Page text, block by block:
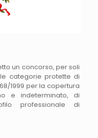
un concorso, per soli
categorie protette di
1999 per la copertura
e indeterminato, di
professionale di